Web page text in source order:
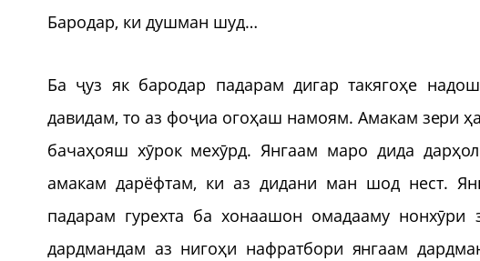
Бародар, ки душман шуд…
Ба ҷуз як бародар падарам дигар такягоҳе
давидам, то аз фоҷиа огоҳаш намоям. Амакам зери
бачаҳояш хӯрок мехӯрд. Янгаам маро дида
амакам дарёфтам, ки аз дидани ман шод нест.
падарам гурехта ба хонаашон омадааму
дардмандам аз нигоҳи нафратбори янгаам